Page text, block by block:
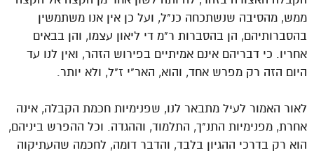
ממש, מהסיבה שנשתכחה כנ"ל, ועל כן אין אנו משתמשין
בהסברותיהם, הן בהסברות ר"מ די ליאון עצמו, והן בבאים
אחריו. כי דבריהם אינם אמיתיים בפירוש הזהר, ואין לנו עד
היום הזה רק מפרש אחד, והוא, האר"י ז"ל, ולא יותר.
לאור האמור לעיל מתבאר לנו, שפנימיות חכמת הקבלה, אינה
אחרת, מפנימיות התנ"ך, התלמוד, וההגדה. וכל ההפרש ביניהם,
הוא רק בדרכי ההגיון בלבד, והדבר דומה, לחכמה שהעתיקוה